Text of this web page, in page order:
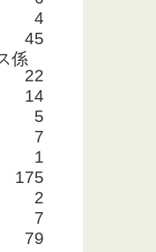
4
45
係
22
14
5
7
1
175
2
7
79